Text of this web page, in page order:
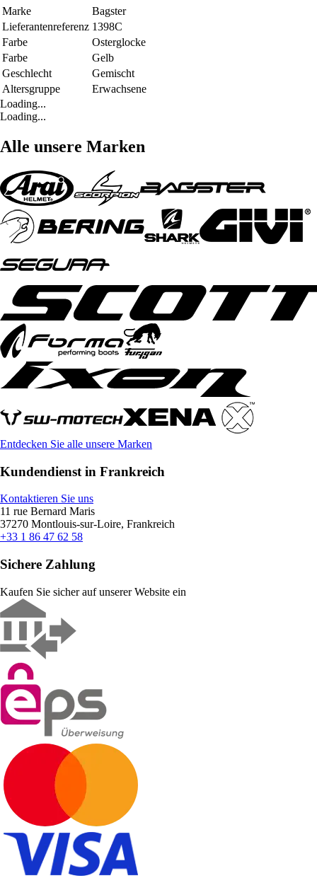
Marke
Bagster
Lieferantenreferenz 1398C
Farbe
Osterglocke
Farbe
Gelb
Geschlecht
Gemischt
Altersgruppe
Erwachsene
Loading...
Loading...
Alle unsere Marken
Entdecken Sie alle unsere Marken
Kundendienst in Frankreich
Kontaktieren Sie uns
11 rue Bernard Maris
37270 Montlouis-sur-Loire, Frankreich
+33 1 86 47 62 58
Sichere Zahlung
Kaufen Sie sicher auf unserer Website ein